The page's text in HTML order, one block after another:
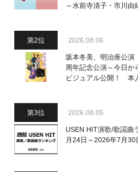
～水前寺清子・市川由
2026.08.06
坂本冬美、明治座公演
周年記念公演～今日か
ビジュアル公開！ 本
2026.08.05
USEN HIT演歌/歌謡曲
月24日～2026年7月30